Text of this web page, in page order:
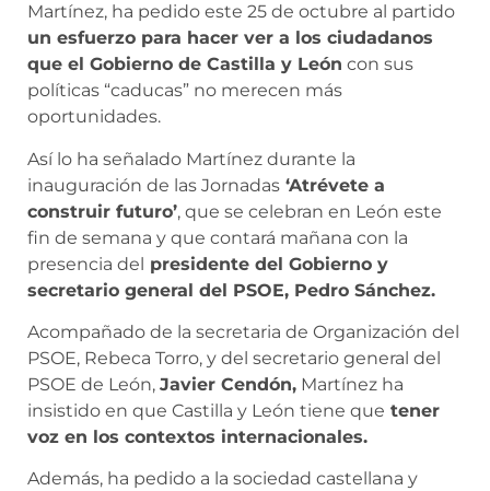
Martínez, ha pedido este 25 de octubre al partido
un esfuerzo para hacer ver a los ciudadanos
que el Gobierno de Castilla y León con sus
políticas “caducas” no merecen más
oportunidades.
Así lo ha señalado Martínez durante la
inauguración de las Jornadas ‘Atrévete a
construir futuro’, que se celebran en León este
fin de semana y que contará mañana con la
presencia del presidente del Gobierno y
secretario general del PSOE, Pedro Sánchez.
Acompañado de la secretaria de Organización del
PSOE, Rebeca Torro, y del secretario general del
PSOE de León, Javier Cendón, Martínez ha
insistido en que Castilla y León tiene que tener
voz en los contextos internacionales.
Además, ha pedido a la sociedad castellana y